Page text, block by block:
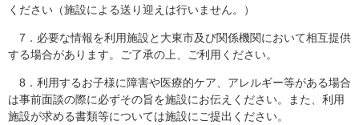
ください（施設による送り迎えは行いません。）
7．必要な情報を利用施設と大東市及び関係機関において相互提供
する場合があります。ご了承の上、ご利用ください。
8．利用するお子様に障害や医療的ケア、アレルギー等がある場合
は事前面談の際に必ずその旨を施設にお伝えください。また、利用
施設が求める書類等については施設にご提出ください。